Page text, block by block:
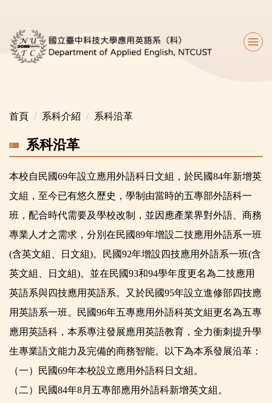
主
要
首頁
系科介紹 系科沿革
系科沿革
本校自民國69年設立應用外語科日文組，於民國84年新增英
文組，至今已有悠久歷史，學制由當時的五專部外語科一
班，配合時代需要及學校改制，並因應產業界對外語、商務
專業人才之需求，分別在民國89年增設二技應用外語系一班
(含英文組、日文組)。民國92年增設四技應用外語系一班(含
英文組、日文組)。並在民國93和94學年度更名為二技應用
英語系與四技應用英語系。又於民國95年設立進修部四技應
用英語系一班。民國96年五專應用外語科英文組更名為五專
應用英語科，本系專注發展應用英語教育，全力衝刺提升學
生專業語文能力及完備的商務智能。以下為本系發展沿革：
（一）民國69年本校設立應用外語科日文組。
（二）民國84年8月五專部應用外語科新增英文組。